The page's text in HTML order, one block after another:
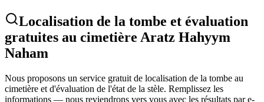
Localisation de la tombe et évaluation
gratuites au cimetière Aratz Hahyym
Naham
Nous proposons un service gratuit de localisation de la tombe au
cimetière et d'évaluation de l'état de la stèle. Remplissez les
informations — nous reviendrons vers vous avec les résultats par e-